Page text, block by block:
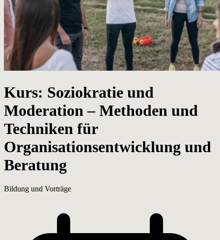
Kurs: Soziokratie und
Moderation – Methoden und
Techniken für
Organisationsentwicklung und
Beratung
Bildung und Vorträge